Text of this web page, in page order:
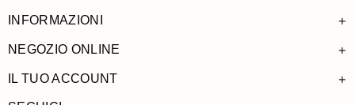
INFORMAZIONI +
NEGOZIO ONLINE +
IL TUO ACCOUNT +